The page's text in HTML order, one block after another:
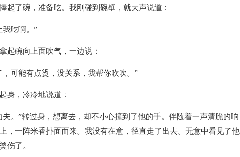
起了碗，准备吃。我刚碰到碗壁，就大声说道：
我吃啊。”
起碗向上面吹气，一边说：
可能有点烫，没关系，我帮你吹吹。”
身，冷冷地说道：
。”转过身，想离去，却不小心撞到了他的手。伴随着一声清脆的响
，一阵米香扑面而来。我没有在意，径直走了出去。无意中看见了他
伤了。